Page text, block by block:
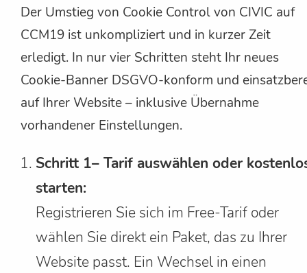
Der Umstieg von Cookie Control von CIVIC auf
CCM19 ist unkompliziert und in kurzer Zeit
erledigt. In nur vier Schritten steht Ihr neues
Cookie-Banner DSGVO-konform und
auf Ihrer Website – inklusive Übernahme
vorhandener Einstellungen.
Schritt 1– Tarif auswählen oder
starten:
Registrieren Sie sich im Free-Tarif oder
wählen Sie direkt ein Paket, das zu Ihrer
Website passt. Ein Wechsel in einen